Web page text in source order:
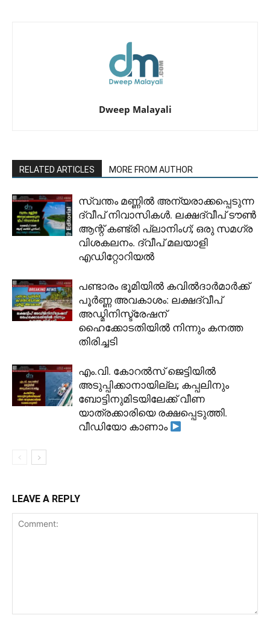
Dweep Malayali
RELATED ARTICLES MORE FROM AUTHOR
സ്വന്തം മണ്ണിൽ അന്യരാക്കപ്പെടുന്ന
ദ്വീപ് നിവാസികൾ. ലക്ഷദ്വീപ് ടൗൺ
ആന്റ് കണ്ട്രി പ്ലാനിംഗ്; ഒരു സമഗ്ര
വിശകലനം. ദ്വീപ് മലയാളി
എഡിറ്റോറിയൽ
പണ്ടാരം ഭൂമിയിൽ കവിൽദാർമാർക്ക്
പൂർണ്ണ അവകാശം: ലക്ഷദ്വീപ്
അഡ്മിനിസ്ട്രേഷന്
ഹൈക്കോടതിയിൽ നിന്നും കനത്ത
തിരിച്ചടി
​എം.വി. കോറൽസ് ജെട്ടിയിൽ
അടുപ്പിക്കാനായില്ല; കപ്പലിനും
ബോട്ടിനുമിടയിലേക്ക് വീണ
യാത്രക്കാരിയെ രക്ഷപ്പെടുത്തി.
വീഡിയോ കാണാം
LEAVE A REPLY